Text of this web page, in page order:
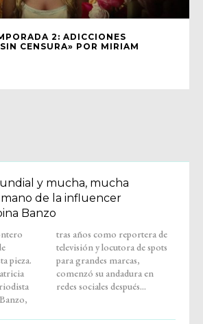
2: ADICCIONES
CENSURA» POR MIRIAM
y mucha, mucha
de la influencer
Banzo
pieza.
de
redes sociales después...